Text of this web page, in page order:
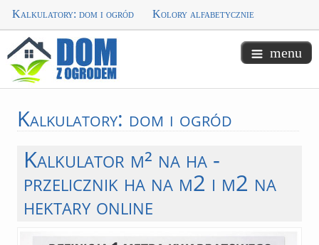
Kalkulatory: dom i ogród Kolory alfabetycznie
menu
Kalkulatory: dom i ogród
Kalkulator m² na ha -
przelicznik ha na m2 i m2 na
hektary online